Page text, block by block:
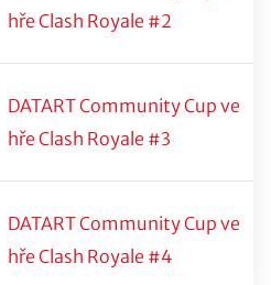
hře Clash Royale #2
DATART Community Cup ve
hře Clash Royale #3
DATART Community Cup ve
hře Clash Royale #4